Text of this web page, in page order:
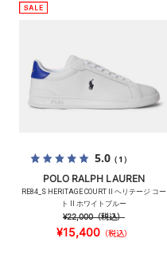
5.0（1）
POLO RALPH LAUREN
RE84_S HERITAGE COURT II ヘリテージ コー
ト II ホワイトブルー
¥22,000（税込）
¥15,400（税込）